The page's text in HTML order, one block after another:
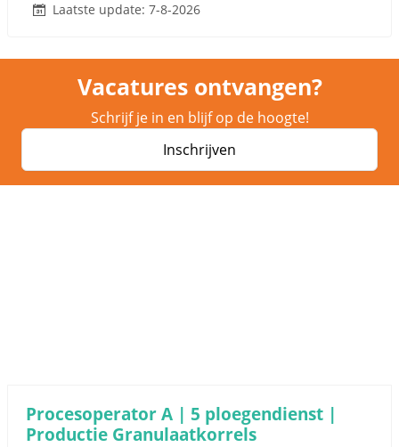
Laatste update: 7-8-2026
Vacatures ontvangen?
Schrijf je in en blijf op de hoogte!
Inschrijven
Procesoperator A | 5 ploegendienst |
Productie Granulaatkorrels